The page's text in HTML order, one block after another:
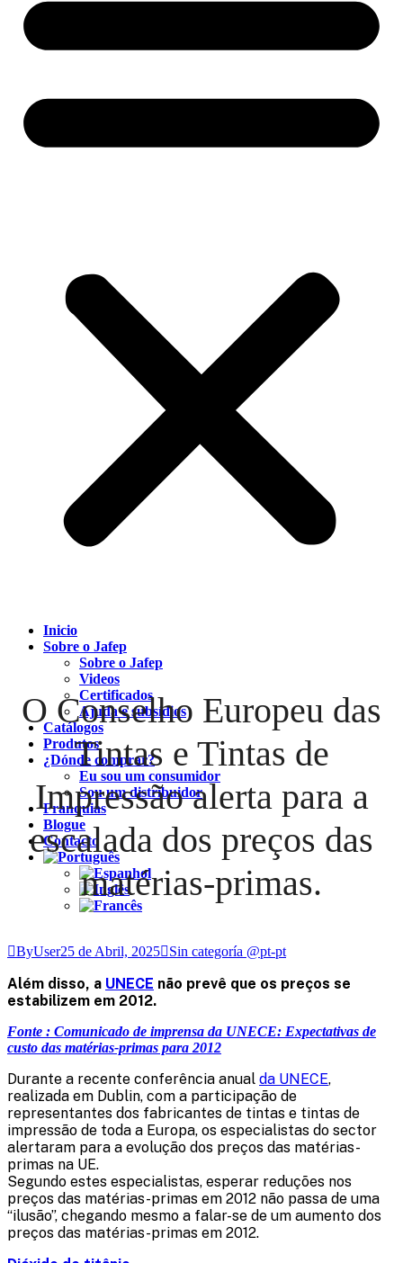
Inicio
Sobre o Jafep
Sobre o Jafep
Videos
Certificados
Ajuda e subsídios
Catálogos
Produtos
¿Dónde comprar?
Eu sou um consumidor
Sou um distribuidor
Franquias
Blogue
Contacto
O Conselho Europeu das
Tintas e Tintas de
Impressão alerta para a
escalada dos preços das
matérias-primas.
ByUser25 de Abril, 2025 Sin categoría @pt-pt
Além disso, a UNECE não prevê que os preços se
estabilizem em 2012.
Fonte : Comunicado de imprensa da UNECE: Expectativas de
custo das matérias-primas para 2012
Durante a recente conferência anual da UNECE,
realizada em Dublin, com a participação de
representantes dos fabricantes de tintas e tintas de
impressão de toda a Europa, os especialistas do sector
alertaram para a evolução dos preços das matérias-
primas na UE.
Segundo estes especialistas, esperar reduções nos
preços das matérias-primas em 2012 não passa de uma
“ilusão”, chegando mesmo a falar-se de um aumento dos
preços das matérias-primas em 2012.